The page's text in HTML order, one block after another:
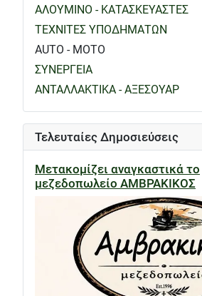
ΑΛΟΥΜΙΝΟ - ΚΑΤΑΣΚΕΥΑΣΤΕΣ
ΤΕΧΝΙΤΕΣ ΥΠΟΔΗΜΑΤΩΝ
AUTO - MOTO
ΣΥΝΕΡΓΕΙΑ
ΑΝΤΑΛΛΑΚΤΙΚΑ - ΑΞΕΣΟΥΑΡ
Τελευταίες Δημοσιεύσεις
Μετακομίζει αναγκαστικά το
μεζεδοπωλείο ΑΜΒΡΑΚΙΚΟΣ